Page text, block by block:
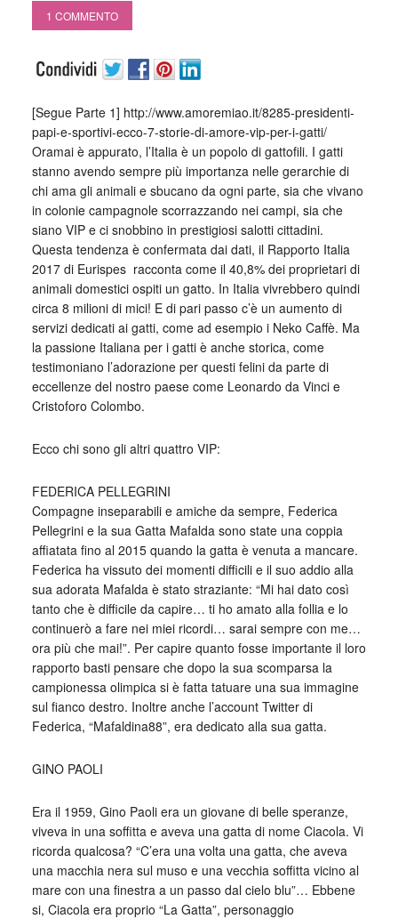
1 COMMENTO
[Segue Parte 1] http://www.amoremiao.it/8285-presidenti-
papi-e-sportivi-ecco-7-storie-di-amore-vip-per-i-gatti/
Oramai è appurato, l’Italia è un popolo di gattofili. I gatti
stanno avendo sempre più importanza nelle gerarchie di
chi ama gli animali e sbucano da ogni parte, sia che vivano
in colonie campagnole scorrazzando nei campi, sia che
siano VIP e ci snobbino in prestigiosi salotti cittadini.
Questa tendenza è confermata dai dati, il Rapporto Italia
2017 di Eurispes racconta come il 40,8% dei proprietari di
animali domestici ospiti un gatto. In Italia vivrebbero quindi
circa 8 milioni di mici! E di pari passo c’è un aumento di
servizi dedicati ai gatti, come ad esempio i Neko Caffè. Ma
la passione Italiana per i gatti è anche storica, come
testimoniano l’adorazione per questi felini da parte di
eccellenze del nostro paese come Leonardo da Vinci e
Cristoforo Colombo.
Ecco chi sono gli altri quattro VIP:
FEDERICA PELLEGRINI
Compagne inseparabili e amiche da sempre, Federica
Pellegrini e la sua Gatta Mafalda sono state una coppia
affiatata fino al 2015 quando la gatta è venuta a mancare.
Federica ha vissuto dei momenti difficili e il suo addio alla
sua adorata Mafalda è stato straziante: “Mi hai dato così
tanto che è difficile da capire… ti ho amato alla follia e lo
continuerò a fare nei miei ricordi… sarai sempre con me…
ora più che mai!”. Per capire quanto fosse importante il loro
rapporto basti pensare che dopo la sua scomparsa la
campionessa olimpica si è fatta tatuare una sua immagine
sul fianco destro. Inoltre anche l’account Twitter di
Federica, “Mafaldina88”, era dedicato alla sua gatta.
GINO PAOLI
Era il 1959, Gino Paoli era un giovane di belle speranze,
viveva in una soffitta e aveva una gatta di nome Ciacola. Vi
ricorda qualcosa? “C’era una volta una gatta, che aveva
una macchia nera sul muso e una vecchia soffitta vicino al
mare con una finestra a un passo dal cielo blu”… Ebbene
si, Ciacola era proprio “La Gatta”, personaggio